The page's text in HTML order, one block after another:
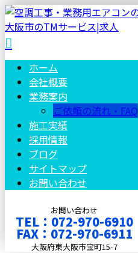
ホーム
会社概要
業務案内
ご依頼の流れ・FAQ
施工実績
採用情報
ブログ
サイトマップ
お問い合わせ
お問い合わせ
TEL：072-970-6910
FAX：072-970-6911
大阪府東大阪市宝町15-7